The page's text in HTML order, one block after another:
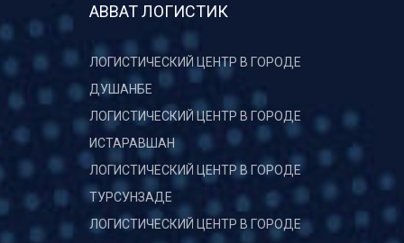
АВВАТ ЛОГИСТИК
ЛОГИСТИЧЕСКИЙ ЦЕНТР В ГОРОДЕ
ДУШАНБЕ
ЛОГИСТИЧЕСКИЙ ЦЕНТР В ГОРОДЕ
ИСТАРАВШАН
ЛОГИСТИЧЕСКИЙ ЦЕНТР В ГОРОДЕ
ТУРСУНЗАДЕ
ЛОГИСТИЧЕСКИЙ ЦЕНТР В ГОРОДЕ